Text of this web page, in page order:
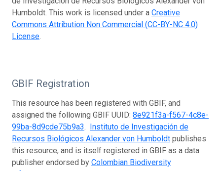
Humboldt. This work is licensed under a Creative
Commons Attribution Non Commercial (CC-BY-NC 4.0)
License.
GBIF Registration
This resource has been registered with GBIF, and
assigned the following GBIF UUID: 8e921f3a-f567-4c8e-
99ba-8d9cde75b9a3. Instituto de Investigación de
Recursos Biológicos Alexander von Humboldt publishes
this resource, and is itself registered in GBIF as a data
publisher endorsed by Colombian Biodiversity